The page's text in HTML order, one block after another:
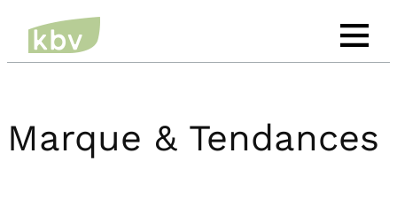
contenu
Marque & Tendances